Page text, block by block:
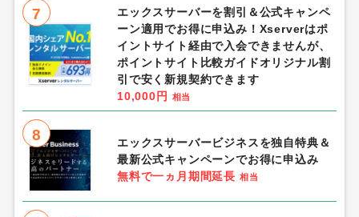
7
エックスサーバーを割引＆公式キャンペ
ーン適用でお得に申込み！Xserverはポ
イントサイト経由で入会できませんが、
ポイントサイト比較ガイドオリジナル割
引で安く新規契約できます
10,000円
相当
8
エックスサーバービジネスを独自特典＆
最新公式キャンペーンでお得に申込み
無料で一ヵ月期間延長 相当